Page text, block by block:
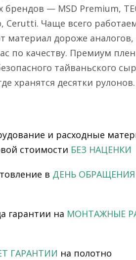
— MSD Premium,
Cerutti. Чаще всего
материал дороже
по качеству. Премиум
тайваньского
хранятся десятки рулонов.
и расходные
стоимости БЕЗ НАЦЕНКИ
в ДЕНЬ ОБРАЩЕНИЯ
гарантии на МОНТАЖНЫЕ
ГАРАНТИИ на полотно